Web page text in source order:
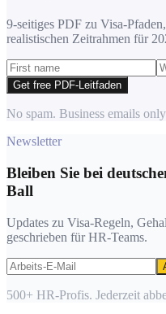
9-seitiges PDF zu Visa-
realistischen Zeitrahmen für
Get free PDF-Leitfaden
No spam. Business emails
Newsletter
Bleiben Sie bei
Ball
Updates zu Visa-Regeln,
geschrieben für HR-Teams.
500+ HR-Profis. Jederzeit